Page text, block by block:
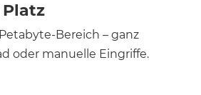
Bereich – ganz
oder manuelle Eingriffe.